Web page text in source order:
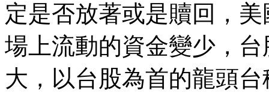
定是否放著或是贖回，
場上流動的資金變少，
大，以台股為首的龍頭